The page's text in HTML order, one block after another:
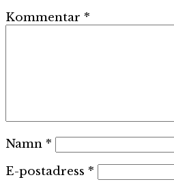
Kommentar *
Namn *
E-postadress *